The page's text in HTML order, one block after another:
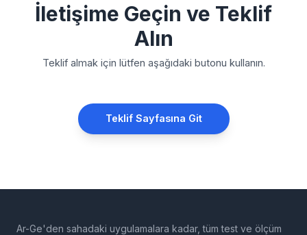
İletişime Geçin ve Teklif
Alın
Teklif almak için lütfen aşağıdaki butonu kullanın.
Teklif Sayfasına Git
Ar-Ge'den sahadaki uygulamalara kadar, tüm test ve ölçüm